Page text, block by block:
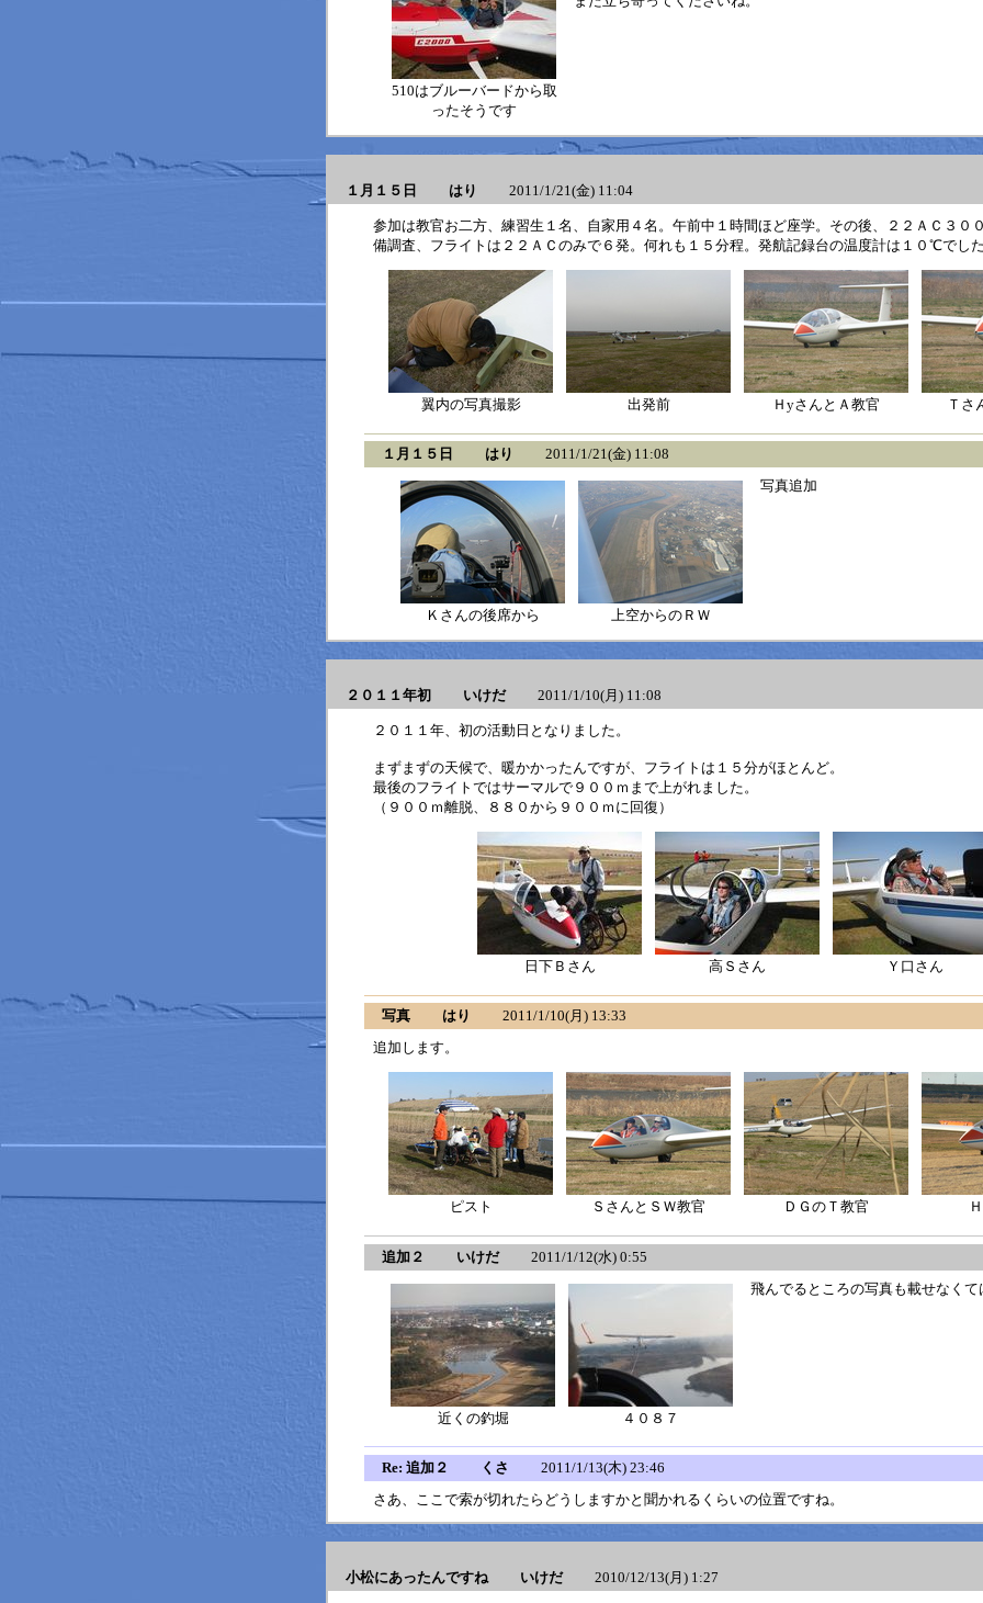
510はブルーバードから取
ったそうです
１月１５日 はり 2011/1/21(金) 11:04
参加は教官お二方、練習生１名、自家用４名。午前中１時間ほど座学。その後、２２ＡＣ３０
備調査、フライトは２２ＡＣのみで６発。何れも１５分程。発航記録台の温度計は１０℃でし
翼内の写真撮影 出発前 ＨyさんとＡ教官 Ｔさ
１月１５日 はり 2011/1/21(金) 11:08
Ｋさんの後席から 上空からのＲＷ
写真追加
２０１１年初 いけだ2011/1/10(月) 11:08
２０１１年、初の活動日となりました。
まずまずの天候で、暖かかったんですが、フライトは１５分がほとんど。
最後のフライトではサーマルで９００ｍまで上がれました。
（９００ｍ離脱、８８０から９００ｍに回復）
日下Ｂさん 高Ｓさん Ｙ口さん
写真 はり
2011/1/10(月) 13:33
追加します。
ピスト ＳさんとＳＷ教官 ＤＧのＴ教官
追加２ いけだ2011/1/12(水) 0:55
近くの釣堀 ４０８７
飛んでるところの写真も載せなくて
Re: 追加２ くさ
2011/1/13(木) 23:46
さあ、ここで索が切れたらどうしますかと聞かれるくらいの位置ですね。
小松にあったんですね いけだ2010/12/13(月) 1:27